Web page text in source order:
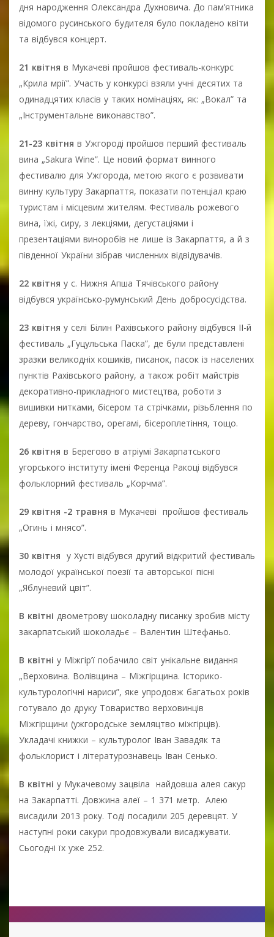
дня народження Олександра Духновича. До пам’ятника
відомого русинського будителя було покладено квіти
та відбувся концерт.
21 квітня в Мукачеві пройшов фестиваль-конкурс
„Крила мрії”. Участь у конкурсі взяли учні десятих та
одинадцятих класів у таких номінаціях, як: „Вокал” та
„Інструментальне виконавство”.
21-23 квітня в Ужгороді пройшов перший фестиваль
вина „Sakura Wine”. Це новий формат винного
фестивалю для Ужгорода, метою якого є розвивати
винну культуру Закарпаття, показати потенціал краю
туристам і місцевим жителям. Фестиваль рожевого
вина, їжі, сиру, з лекціями, дегустаціями і
презентаціями виноробів не лише із Закарпаття, а й з
південної України зібрав численних відвідувачів.
22 квітня у с. Нижня Апша Тячівського району
відбувся українсько-румунський День добросусідства.
23 квітня у селі Білин Рахівського району відбувся II-й
фестиваль „Гуцульська Паска”, де були представлені
зразки великодніх кошиків, писанок, пасок із населених
пунктів Рахівського району, а також робіт майстрів
декоративно-прикладного мистецтва, роботи з
вишивки нитками, бісером та стрічками, різьблення по
дереву, гончарство, орегамі, бісероплетіння, тощо.
26 квітня в Берегово в атріумі Закарпатського
угорського інституту імені Ференца Ракоці відбувся
фольклорний фестиваль „Корчма”.
29 квітня -2 травня в Мукачеві пройшов фестиваль
„Огинь і мнясо”.
30 квітня у Хусті відбувся другий відкритий фестиваль
молодої української поезії та авторської пісні
„Яблуневий цвіт”.
В квітні двометрову шоколадну писанку зробив місту
закарпатський шоколадьє – Валентин Штефаньо.
В квітні у Міжгір’ї побачило світ унікальне видання
„Верховина. Волівщина – Міжгірщина. Історико-
культурологічні нариси”, яке упродовж багатьох років
готувало до друку Товариство верховинців
Міжгірщини (ужгородське земляцтво міжгірців).
Укладачі книжки – культуролог Іван Завадяк та
фольклорист і літературознавець Іван Сенько.
В квітні у Мукачевому зацвіла найдовша алея сакур
на Закарпатті. Довжина алеї – 1 371 метр. Алею
висадили 2013 року. Тоді посадили 205 деревцят. У
наступні роки сакури продовжували висаджувати.
Сьогодні їх уже 252.